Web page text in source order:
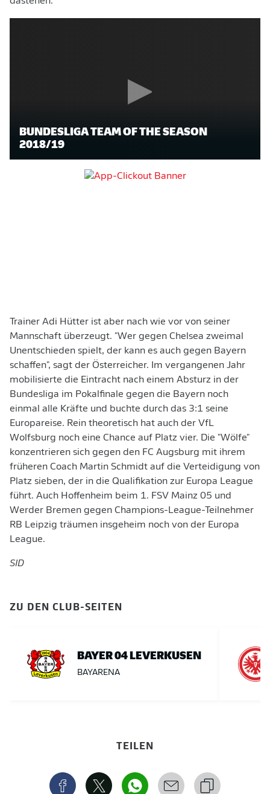
BUNDESLIGA TEAM OF THE SEASON
2018/19
Trainer Adi Hütter ist aber nach wie vor von seiner
Mannschaft überzeugt. "Wer gegen Chelsea zweimal
Unentschieden spielt, der kann es auch gegen Bayern
schaffen", sagt der Österreicher. Im vergangenen Jahr
mobilisierte die Eintracht nach einem Absturz in der
Bundesliga im Pokalfinale gegen die Bayern noch
einmal alle Kräfte und buchte durch das 3:1 seine
Europareise. Rein theoretisch hat auch der VfL
Wolfsburg noch eine Chance auf Platz vier. Die "Wölfe"
konzentrieren sich gegen den FC Augsburg mit ihrem
früheren Coach Martin Schmidt auf die Verteidigung von
Platz sieben, der in die Qualifikation zur Europa League
führt. Auch Hoffenheim beim 1. FSV Mainz 05 und
Werder Bremen gegen Champions-League-Teilnehmer
RB Leipzig träumen insgeheim noch von der Europa
League.
SID
ZU DEN CLUB-SEITEN
BAYER 04 LEVERKUSEN
BAYARENA
TEILEN